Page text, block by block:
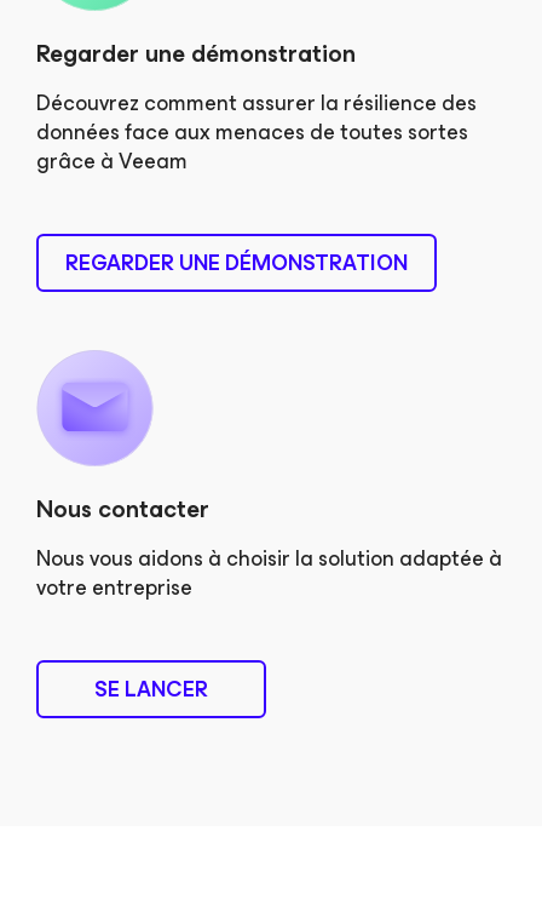
Regarder une démonstration
Découvrez comment assurer la résilience des
données face aux menaces de toutes sortes
grâce à Veeam
REGARDER UNE DÉMONSTRATION
Nous contacter
Nous vous aidons à choisir la solution adaptée à
votre entreprise
SE LANCER